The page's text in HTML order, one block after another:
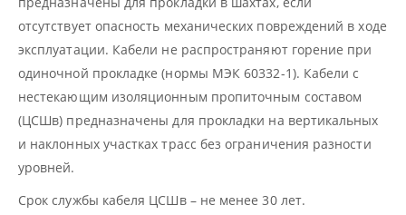
отсутствует опасность механических повреждений в ходе
эксплуатации. Кабели не распространяют горение при
одиночной прокладке (нормы МЭК 60332-1). Кабели с
нестекающим изоляционным пропиточным составом
(ЦСШв) предназначены для прокладки на вертикальных
и наклонных участках трасс без ограничения разности
уровней.
Срок службы кабеля ЦСШв – не менее 30 лет.